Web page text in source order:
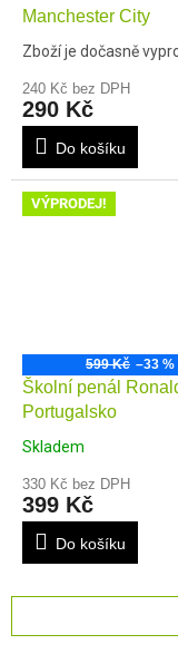
Manchester City
Zboží je dočasně
240 Kč bez DPH
290 Kč
Do košíku
VÝPRODEJ!
599 Kč –33 %
Školní penál
Portugalsko
Skladem
330 Kč bez DPH
399 Kč
Do košíku